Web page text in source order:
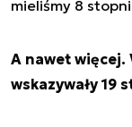
mieliśmy 8
A nawet więcej.
wskazywały 19